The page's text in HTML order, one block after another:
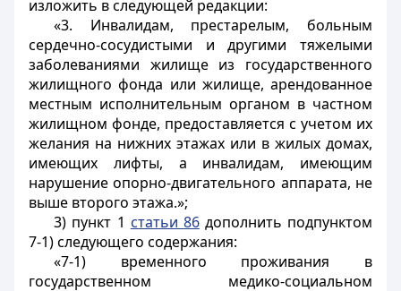
изложить в следующей редакции:
«3. Инвалидам, престарелым, больным
сердечно-сосудистыми и другими тяжелыми
заболеваниями жилище из государственного
жилищного фонда или жилище, арендованное
местным исполнительным органом в частном
жилищном фонде, предоставляется с учетом их
желания на нижних этажах или в жилых домах,
имеющих лифты, а инвалидам, имеющим
нарушение опорно-двигательного аппарата, не
выше второго этажа.»;
3) пункт 1 статьи 86дополнить подпунктом
7-1) следующего содержания:
«7-1) временного проживания в
государственном медико-социальном